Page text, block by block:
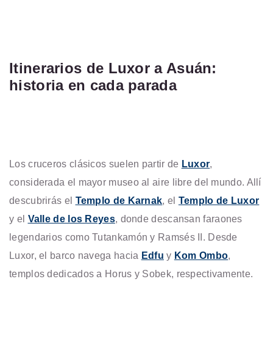
Itinerarios de Luxor a Asuán:
historia en cada parada
Los cruceros clásicos suelen partir de Luxor,
considerada el mayor museo al aire libre del mundo. Allí
descubrirás el Templo de Karnak, el Templo de Luxor
y el Valle de los Reyes, donde descansan faraones
legendarios como Tutankamón y Ramsés II. Desde
Luxor, el barco navega hacia Edfu y Kom Ombo,
templos dedicados a Horus y Sobek, respectivamente.